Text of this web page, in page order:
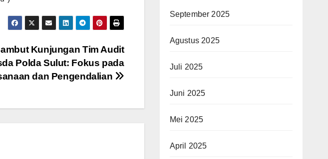
Kunjungan Tim Audit
Polda Sulut: Fokus pada
dan Pengendalian
September 2025
Agustus 2025
Juli 2025
Juni 2025
Mei 2025
April 2025